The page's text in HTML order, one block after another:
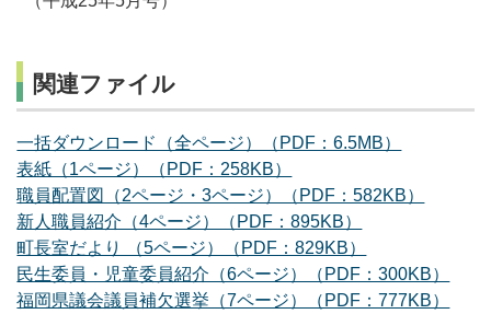
関連ファイル
一括ダウンロード（全ページ）（PDF：6.5MB）
表紙（1ページ）（PDF：258KB）
職員配置図（2ページ・3ページ）（PDF：582KB）
新人職員紹介（4ページ）（PDF：895KB）
町長室だより （5ページ）（PDF：829KB）
民生委員・児童委員紹介（6ページ）（PDF：300KB）
福岡県議会議員補欠選挙（7ページ）（PDF：777KB）